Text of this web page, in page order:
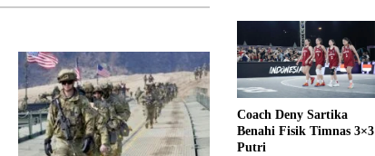
Coach Deny Sartika
Benahi Fisik Timnas 3×3
Putri